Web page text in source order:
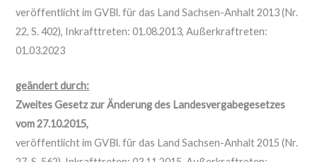
veröffentlicht im GVBl. für das Land Sachsen-Anhalt 2013 (Nr.
22, S. 402), Inkrafttreten: 01.08.2013, Außerkraftreten:
01.03.2023
geändert durch:
Zweites Gesetz zur Änderung des Landesvergabegesetzes
vom 27.10.2015,
veröffentlicht im GVBl. für das Land Sachsen-Anhalt 2015 (Nr.